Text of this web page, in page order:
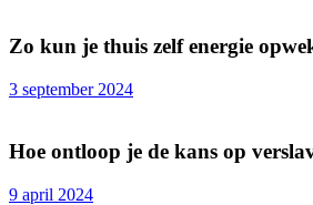
Zo kun je thuis zelf energie
3 september 2024
Hoe ontloop je de kans op
9 april 2024